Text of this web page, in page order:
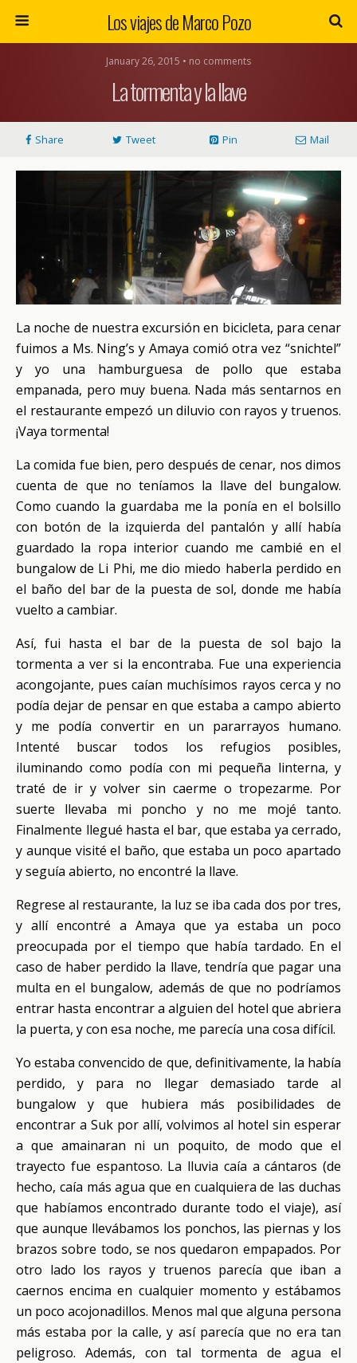
Los viajes de Marco Pozo
January 26, 2015 • no comments
La tormenta y la llave
Share Tweet Pin Mail
La noche de nuestra excursión en bicicleta, para cenar
fuimos a Ms. Ning’s y Amaya comió otra vez “snichtel”
y yo una hamburguesa de pollo que estaba
empanada, pero muy buena. Nada más sentarnos en
el restaurante empezó un diluvio con rayos y truenos.
¡Vaya tormenta!
La comida fue bien, pero después de cenar, nos dimos
cuenta de que no teníamos la llave del bungalow.
Como cuando la guardaba me la ponía en el bolsillo
con botón de la izquierda del pantalón y allí había
guardado la ropa interior cuando me cambié en el
bungalow de Li Phi, me dio miedo haberla perdido en
el baño del bar de la puesta de sol, donde me había
vuelto a cambiar.
Así, fui hasta el bar de la puesta de sol bajo la
tormenta a ver si la encontraba. Fue una experiencia
acongojante, pues caían muchísimos rayos cerca y no
podía dejar de pensar en que estaba a campo abierto
y me podía convertir en un pararrayos humano.
Intenté buscar todos los refugios posibles,
iluminando como podía con mi pequeña linterna, y
traté de ir y volver sin caerme o tropezarme. Por
suerte llevaba mi poncho y no me mojé tanto.
Finalmente llegué hasta el bar, que estaba ya cerrado,
y aunque visité el baño, que estaba un poco apartado
y seguía abierto, no encontré la llave.
Regrese al restaurante, la luz se iba cada dos por tres,
y allí encontré a Amaya que ya estaba un poco
preocupada por el tiempo que había tardado. En el
caso de haber perdido la llave, tendría que pagar una
multa en el bungalow, además de que no podríamos
entrar hasta encontrar a alguien del hotel que abriera
la puerta, y con esa noche, me parecía una cosa difícil.
Yo estaba convencido de que, definitivamente, la había
perdido, y para no llegar demasiado tarde al
bungalow y que hubiera más posibilidades de
encontrar a Suk por allí, volvimos al hotel sin esperar
a que amainaran ni un poquito, de modo que el
trayecto fue espantoso. La lluvia caía a cántaros (de
hecho, caía más agua que en cualquiera de las duchas
que habíamos encontrado durante todo el viaje), así
que aunque llevábamos los ponchos, las piernas y los
brazos sobre todo, se nos quedaron empapados. Por
otro lado los rayos y truenos parecía que iban a
caernos encima en cualquier momento y estábamos
un poco acojonadillos. Menos mal que alguna persona
más estaba por la calle, y así parecía que no era tan
peligroso. Además, con tal tormenta de agua el